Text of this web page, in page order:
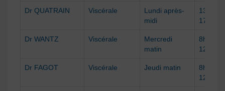
Dr QUATRAIN Viscérale
Lundi après-
midi
13h30 à
17h
Dr WANTZ Viscérale
Mercredi
matin
8h30 à
12h
Dr FAGOT Viscérale Jeudi matin
8h30 à
12h